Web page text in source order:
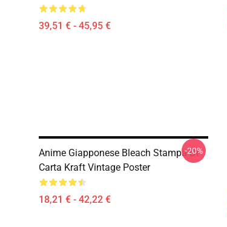
39,51 € - 45,95 €
Anime Giapponese Bleach Stampa Di
Carta Kraft Vintage Poster
18,21 € - 42,22 €
-20%